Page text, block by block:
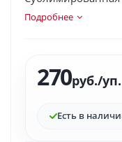
Подробнее
270руб./уп.
Есть в